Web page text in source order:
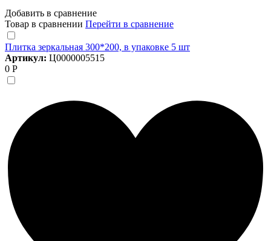
Добавить в сравнение
Товар в сравнении Перейти в сравнение
Плитка зеркальная 300*200, в упаковке 5 шт
Артикул: Ц0000005515
0 Р